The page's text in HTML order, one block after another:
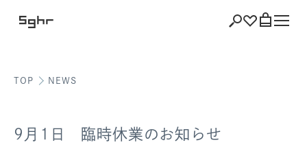
ショッピングバッグを見る
TOP NEWS
9月1日 臨時休業のお知らせ